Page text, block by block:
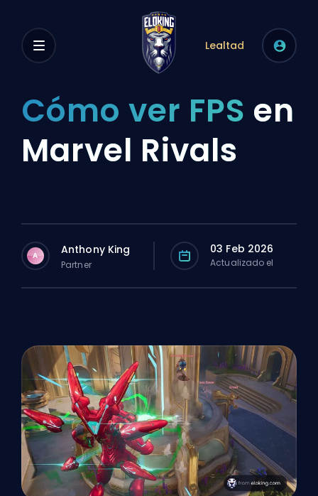
Lealtad
Cómo ver FPS en
Marvel Rivals
A Anthony King
Partner
03 Feb 2026
Actualizado el